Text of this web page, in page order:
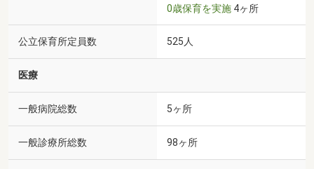
0歳保育を実施 4ヶ所
公立保育所定員数 525人
医療
一般病院総数 5ヶ所
一般診療所総数 98ヶ所